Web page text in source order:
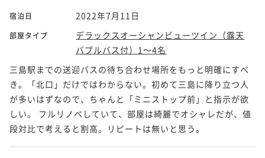
宿泊日 2022年7月11日
部屋タイプ
デラックスオーシャンビューツイン（露天
バブルバス付）1～4名
三島駅までの送迎バスの待ち合わせ場所をもっと明確にすべ
き。「北口」だけではわからない。初めて三島に降り立つ人
が多いはずなので、ちゃんと「ミニストップ前」と指示が欲
しい。 フルリノベしていて、部屋は綺麗でオシャレだが、値
段対比で考えると割高。リピートは無いと思う。